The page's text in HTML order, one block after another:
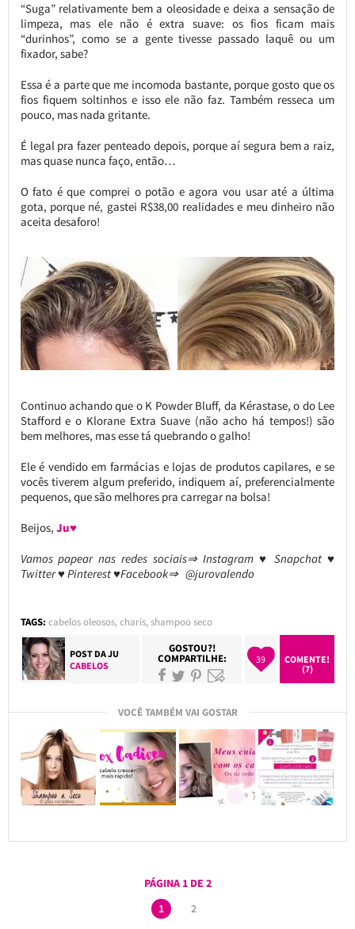
“Suga” relativamente bem a oleosidade e deixa a sensação de
limpeza, mas ele não é extra suave: os fios ficam mais
“durinhos”, como se a gente tivesse passado laquê ou um
fixador, sabe?
Essa é a parte que me incomoda bastante, porque gosto que os
fios fiquem soltinhos e isso ele não faz. Também resseca um
pouco, mas nada gritante.
É legal pra fazer penteado depois, porque aí segura bem a raiz,
mas quase nunca faço, então…
O fato é que comprei o potão e agora vou usar até a última
gota, porque né, gastei R$38,00 realidades e meu dinheiro não
aceita desaforo!
Continuo achando que o K Powder Bluff, da Kérastase, o do Lee
Stafford e o Klorane Extra Suave (não acho há tempos!) são
bem melhores, mas esse tá quebrando o galho!
Ele é vendido em farmácias e lojas de produtos capilares, e se
vocês tiverem algum preferido, indiquem aí, preferencialmente
pequenos, que são melhores pra carregar na bolsa!
Beijos, Ju♥
Vamos papear nas redes sociais⇒ Instagram ♥ Snapchat ♥
Twitter ♥ Pinterest ♥Facebook⇒ @jurovalendo
TAGS: cabelos oleosos,charis,shampoo seco
POST DAJU
CABELOS
GOSTOU?!
COMPARTILHE: 39
COMENTE!
(7)
VOCÊ TAMBÉM VAI GOSTAR
PÁGINA 1 DE 2
1
2